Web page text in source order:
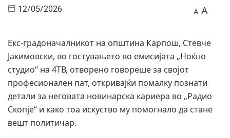
12/05/2026 A A
Екс-градоначалникот на општина Карпош, Стевче
Јакимовски, во гостувањето во емисијата „Ноќно
студио“ на 4ТВ, отворено говореше за својот
професионален пат, откривајќи помалку познати
детали за неговата новинарска кариера во „Радио
Скопје“ и како тоа искуство му помогнало да стане
вешт политичар.